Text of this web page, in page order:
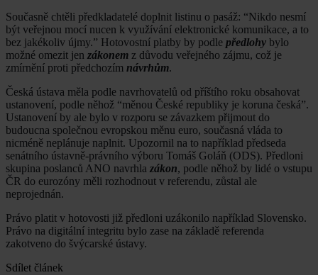
Současně chtěli předkladatelé doplnit listinu o pasáž: “Nikdo nesmí
být veřejnou mocí nucen k využívání elektronické komunikace, a to
bez jakékoliv újmy.” Hotovostní platby by podle předlohy bylo
možné omezit jen zákonem z důvodu veřejného zájmu, což je
zmírnění proti předchozím návrhům.
Česká ústava měla podle navrhovatelů od příštího roku obsahovat
ustanovení, podle něhož “měnou České republiky je koruna česká”.
Ustanovení by ale bylo v rozporu se závazkem přijmout do
budoucna společnou evropskou měnu euro, současná vláda to
nicméně neplánuje naplnit. Upozornil na to například předseda
senátního ústavně-právního výboru Tomáš Goláň (ODS). Předloni
skupina poslanců ANO navrhla zákon, podle něhož by lidé o vstupu
ČR do eurozóny měli rozhodnout v referendu, zůstal ale
neprojednán.
Právo platit v hotovosti již předloni uzákonilo například Slovensko.
Právo na digitální integritu bylo zase na základě referenda
zakotveno do švýcarské ústavy.
Sdílet článek